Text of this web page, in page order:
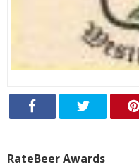
RateBeer Awards